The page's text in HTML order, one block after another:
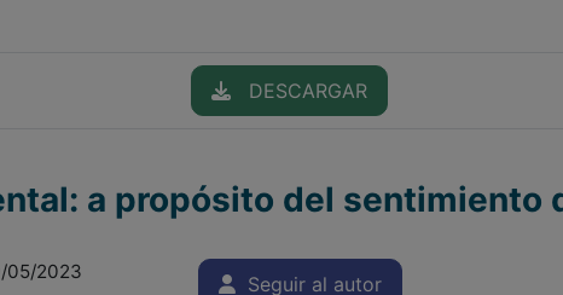
DESCARGAR
a propósito del sentimiento
05/2023
Seguir al autor